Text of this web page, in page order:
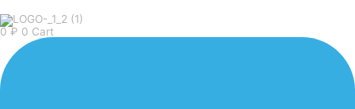
0 ₽ 0 Cart